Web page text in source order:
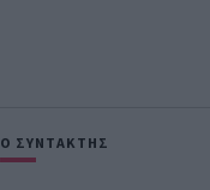
Ο ΣΥΝΤΑΚΤΗΣ